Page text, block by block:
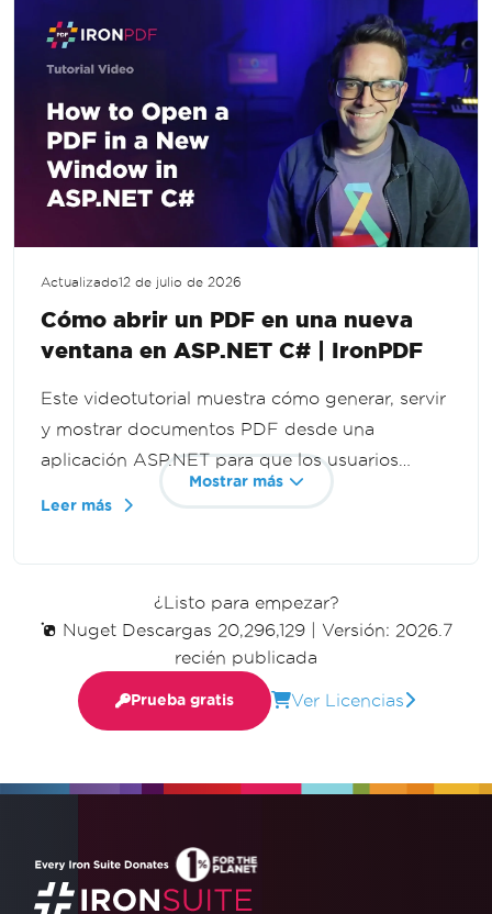
Actualizado12 de julio de 2026
Cómo abrir un PDF en una nueva
ventana en ASP.NET C# | IronPDF
Este videotutorial muestra cómo generar, servir
y mostrar documentos PDF desde una
aplicación ASP.NET para que los usuarios
puedan verlos en una nueva pestaña del
Leer más
Mostrar más
¿Listo para empezar?
Nuget Descargas 20,296,129
Versión: 2026.7
recién publicada
Prueba gratis Ver Licencias